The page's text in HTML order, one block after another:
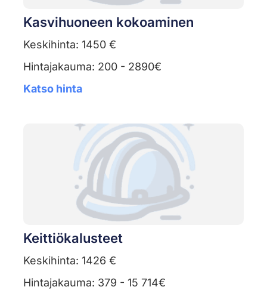
Kasvihuoneen kokoaminen
Keskihinta: 1450 €
Hintajakauma: 200 - 2890€
Katso hinta
Keittiökalusteet
Keskihinta: 1426 €
Hintajakauma: 379 - 15 714€